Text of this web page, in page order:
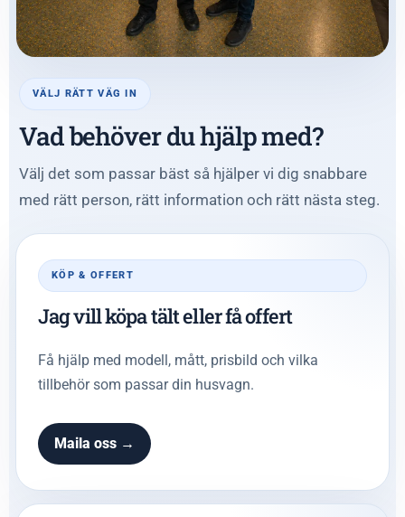
VÄLJ RÄTT VÄG IN
Vad behöver du hjälp med?
Välj det som passar bäst så hjälper vi dig snabbare
med rätt person, rätt information och rätt nästa steg.
KÖP & OFFERT
Jag vill köpa tält eller få offert
Få hjälp med modell, mått, prisbild och vilka
tillbehör som passar din husvagn.
Maila oss →